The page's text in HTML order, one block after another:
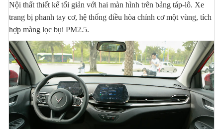
Nội thất thiết kế tối giản với hai màn hình trên bảng táp-lô. Xe
trang bị phanh tay cơ, hệ thống điều hòa chỉnh cơ một vùng, tích
hợp màng lọc bụi PM2.5.